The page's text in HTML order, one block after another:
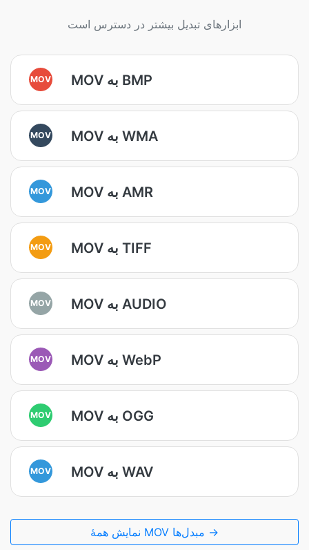
ابزارهای تبدیل بیشتر در دسترس است
MOV MOV به BMP
MOV MOV به WMA
MOV MOV به AMR
MOV MOV به TIFF
MOV MOV به AUDIO
MOV MOV به WebP
MOV MOV به OGG
MOV MOV به WAV
نمایش همۀ MOV مبدل‌ها →